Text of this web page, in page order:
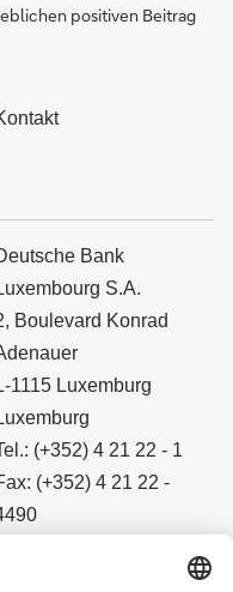
positiven Beitrag
Bank
S.A.
Boulevard Konrad
1115 Luxemburg
(+352) 4 21 22 - 1
(+352) 4 21 22 -